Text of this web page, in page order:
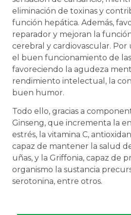
eliminación de toxinas y
función hepática. Además,
reparador y mejoran la
cerebral y cardiovascular.
el buen funcionamiento de
favoreciendo la agudeza
rendimiento intelectual, la
buen humor.
Todo ello, gracias a
Ginseng, que incrementa la
estrés, la vitamina C,
capaz de mantener la salud
uñas, y la Griffonia, capaz de
organismo la sustancia
serotonina, entre otros.